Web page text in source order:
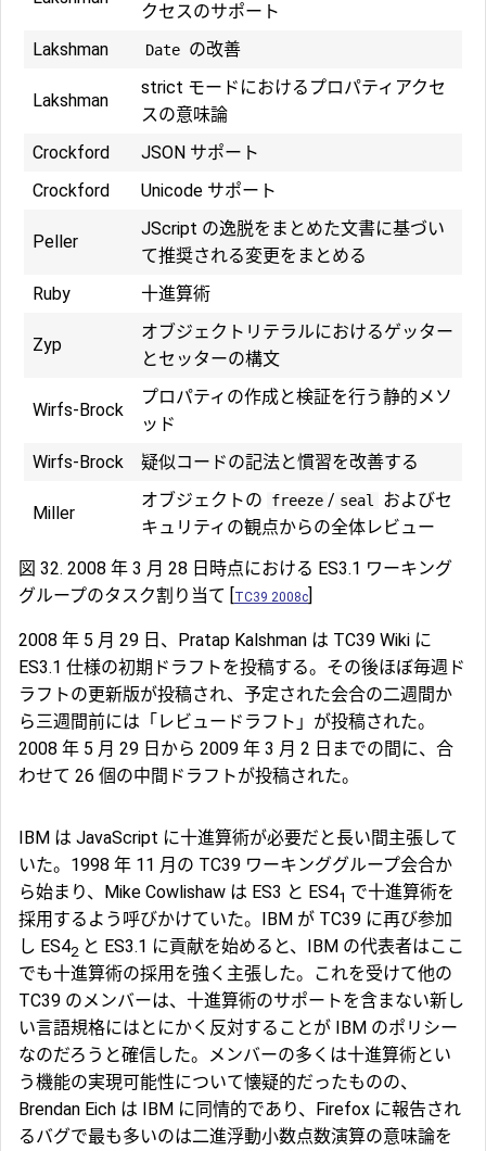
クセスのサポート
Lakshman
Date の改善
Lakshman
strict モードにおけるプロパティアクセ
スの意味論
Crockford
JSON サポート
Crockford
Unicode サポート
Peller
JScript の逸脱をまとめた文書に基づい
て推奨される変更をまとめる
Ruby
十進算術
Zyp
オブジェクトリテラルにおけるゲッター
とセッターの構文
Wirfs-Brock
プロパティの作成と検証を行う静的メソ
ッド
Wirfs-Brock
疑似コードの記法と慣習を改善する
Miller
オブジェクトの freeze / seal
およびセ
キュリティの観点からの全体レビュー
図 32. 2008 年 3 月 28 日時点における ES3.1 ワーキング
グループのタスク割り当て [TC39 2008c]
2008 年 5 月 29 日、Pratap Kalshman は TC39 Wiki に
ES3.1 仕様の初期ドラフトを投稿する。その後ほぼ毎週ド
ラフトの更新版が投稿され、予定された会合の二週間か
ら三週間前には「レビュードラフト」が投稿された。
2008 年 5 月 29 日から 2009 年 3 月 2 日までの間に、合
わせて 26 個の中間ドラフトが投稿された。
IBM は JavaScript に十進算術が必要だと長い間主張して
いた。1998 年 11 月の TC39 ワーキンググループ会合か
ら始まり、Mike Cowlishaw は ES3 と ES41 で十進算術を
採用するよう呼びかけていた。IBM が TC39 に再び参加
し ES42 と ES3.1 に貢献を始めると、IBM の代表者はここ
でも十進算術の採用を強く主張した。これを受けて他の
TC39 のメンバーは、十進算術のサポートを含まない新し
い言語規格にはとにかく反対することが IBM のポリシー
なのだろうと確信した。メンバーの多くは十進算術とい
う機能の実現可能性について懐疑的だったものの、
Brendan Eich は IBM に同情的であり、Firefox に報告され
るバグで最も多いのは二進浮動小数点数演算の意味論を